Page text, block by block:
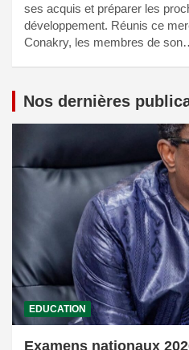
ses acquis et préparer les
développement. Réunis ce
Conakry, les membres de
Nos dernières
EDUCATION
Examens nationaux